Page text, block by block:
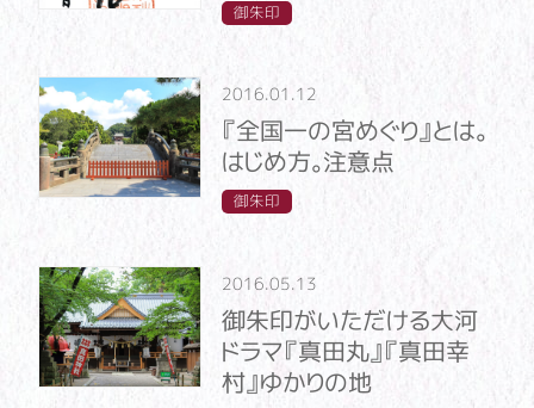
御朱印
2016.01.12
『全国一の宮めぐり』とは。
はじめ方。注意点
御朱印
2016.05.13
御朱印がいただける大河
ドラマ『真田丸』『真田幸
村』ゆかりの地